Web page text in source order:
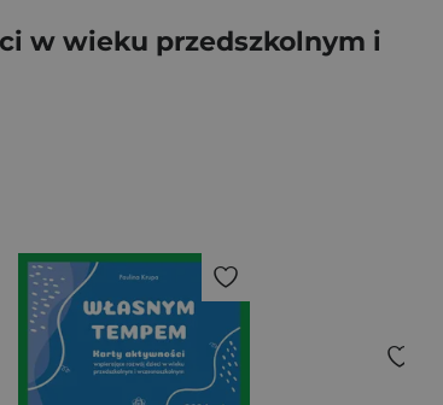
w wieku przedszkolnym i